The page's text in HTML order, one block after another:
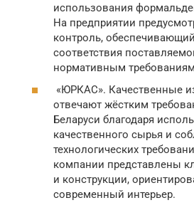
использования
На предприятии
контроль,
соответствия
нормативным
«ЮРКАС». Качественные
отвечают жёстким
Беларуси благодаря
качественного сырья и
технологических
компании представлены
и конструкции,
современный интерьер.